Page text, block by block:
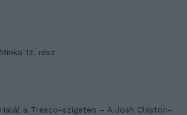
Minka 13. rész
Halál a Tresco-szigeten – A Josh Clayton-